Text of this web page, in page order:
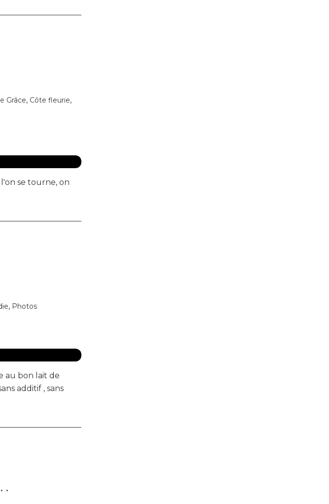
Grâce, Côte fleurie,
se tourne, on
, Photos
au bon lait de
additif , sans